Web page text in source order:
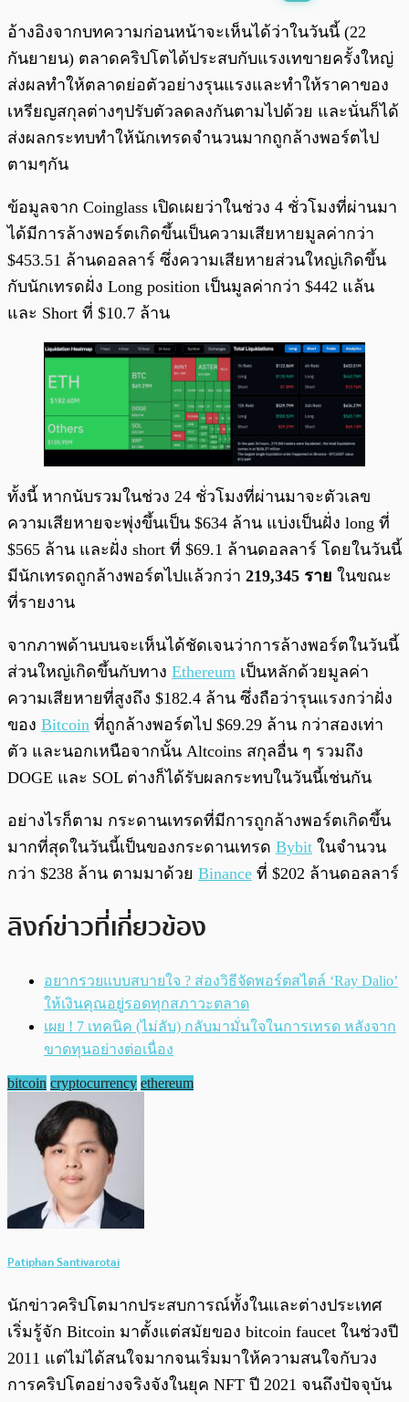
0:00 /
อ้างอิงจากบทความก่อนหน้าจะเห็นได้ว่าในวันนี้ (22
กันยายน) ตลาดคริปโตได้ประสบกับแรงเทขายครั้งใหญ่
ส่งผลทำให้ตลาดย่อตัวอย่างรุนแรงและทำให้ราคาของ
เหรียญสกุลต่างๆปรับตัวลดลงกันตามไปด้วย และนั่นก็ได้
ส่งผลกระทบทำให้นักเทรดจำนวนมากถูกล้างพอร์ตไป
ตามๆกัน
ข้อมูลจาก Coinglass เปิดเผยว่าในช่วง 4 ชั่วโมงที่ผ่านมา
ได้มีการล้างพอร์ตเกิดขึ้นเป็นความเสียหายมูลค่ากว่า
$453.51 ล้านดอลลาร์ ซึ่งความเสียหายส่วนใหญ่เกิดขึ้น
กับนักเทรดฝั่ง Long position เป็นมูลค่ากว่า $442 แล้น
และ Short ที่ $10.7 ล้าน
ทั้งนี้ หากนับรวมในช่วง 24 ชั่วโมงที่ผ่านมาจะตัวเลข
ความเสียหายจะพุ่งขึ้นเป็น $634 ล้าน แบ่งเป็นฝั่ง long ที่
$565 ล้าน และฝั่ง short ที่ $69.1 ล้านดอลลาร์ โดยในวันนี้
มีนักเทรดถูกล้างพอร์ตไปแล้วกว่า 219,345 ราย ในขณะ
ที่รายงาน
จากภาพด้านบนจะเห็นได้ชัดเจนว่าการล้างพอร์ตในวันนี้
ส่วนใหญ่เกิดขึ้นกับทาง Ethereum เป็นหลักด้วยมูลค่า
ความเสียหายที่สูงถึง $182.4 ล้าน ซึ่งถือว่ารุนแรงกว่าฝั่ง
ของ Bitcoin ที่ถูกล้างพอร์ตไป $69.29 ล้าน กว่าสองเท่า
ตัว และนอกเหนือจากนั้น Altcoins สกุลอื่น ๆ รวมถึง
DOGE และ SOL ต่างก็ได้รับผลกระทบในวันนี้เช่นกัน
อย่างไรก็ตาม กระดานเทรดที่มีการถูกล้างพอร์ตเกิดขึ้น
มากที่สุดในวันนี้เป็นของกระดานเทรด Bybit ในจำนวน
กว่า $238 ล้าน ตามมาด้วย Binance ที่ $202 ล้านดอลลาร์
ลิงก์ข่าวที่เกี่ยวข้อง
อยากรวยแบบสบายใจ ? ส่องวิธีจัดพอร์ตสไตล์ ‘Ray Dalio’
ให้เงินคุณอยู่รอดทุกสภาวะตลาด
เผย ! 7 เทคนิค (ไม่ลับ) กลับมามั่นใจในการเทรด หลังจาก
ขาดทุนอย่างต่อเนื่อง
bitcoin cryptocurrency ethereum
Patiphan Santivarotai
นักข่าวคริปโตมากประสบการณ์ทั้งในและต่างประเทศ
เริ่มรู้จัก Bitcoin มาตั้งแต่สมัยของ bitcoin faucet ในช่วงปี
2011 แต่ไม่ได้สนใจมากจนเริ่มมาให้ความสนใจกับวง
การคริปโตอย่างจริงจังในยุค NFT ปี 2021 จนถึงปัจจุบัน